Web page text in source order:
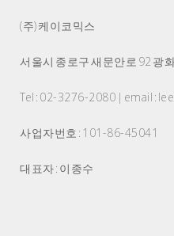
(주) 케이코믹스
서울시 종로구 새문안로 92 광
Tel : 02-3276-2080 | email :
사업자번호 : 101-86-45041
대표자 : 이종수